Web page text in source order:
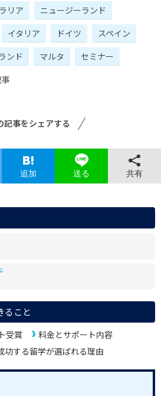
リア
ニュージーランド
イタリア ドイツ
スペイン
ンド マルタ
セミナー
記事をシェアする
追加 送る 共有
ること
受賞
料金とサポート内容
功する留学が選ばれる理由